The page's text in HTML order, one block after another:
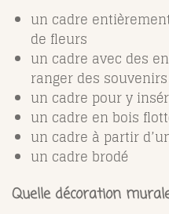
un cadre
de fleurs
un cadre avec des
ranger des souvenirs
un cadre pour y
un cadre en bois
un cadre à partir
un cadre brodé
Quelle décoration